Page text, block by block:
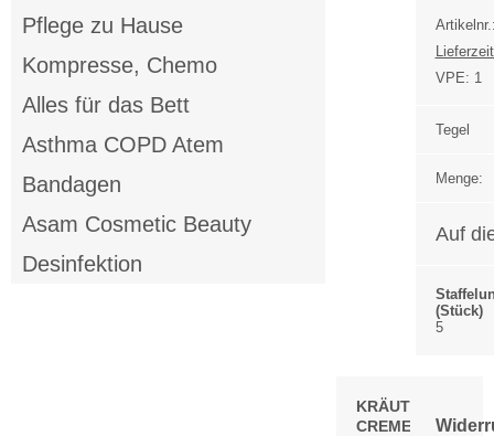
Pflege zu Hause
Kompresse, Chemo
Alles für das Bett
Asthma COPD Atem
Bandagen
Asam Cosmetic Beauty
Desinfektion
VPE: 1
Tegel
Menge:
Auf
(Stück)
5
KRÄUTERALM®
CREME